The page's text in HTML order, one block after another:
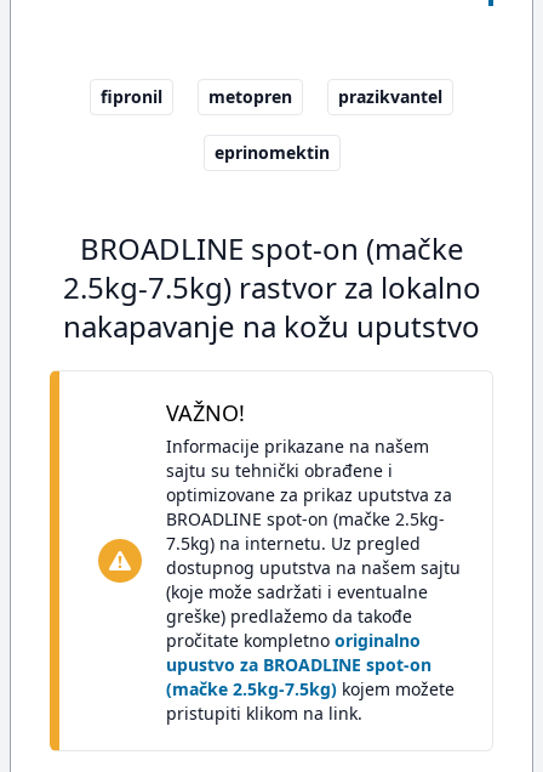
fipronil metopren prazikvantel
eprinomektin
BROADLINE spot-on (mačke
2.5kg-7.5kg) rastvor za lokalno
nakapavanje na kožu uputstvo
VAŽNO!
Informacije prikazane na našem
sajtu su tehnički obrađene i
optimizovane za prikaz uputstva za
BROADLINE spot-on (mačke 2.5kg-
7.5kg) na internetu. Uz pregled
dostupnog uputstva na našem sajtu
(koje može sadržati i eventualne
greške) predlažemo da takođe
pročitate kompletno originalno
upustvo za BROADLINE spot-on
(mačke 2.5kg-7.5kg) kojem možete
pristupiti klikom na link.